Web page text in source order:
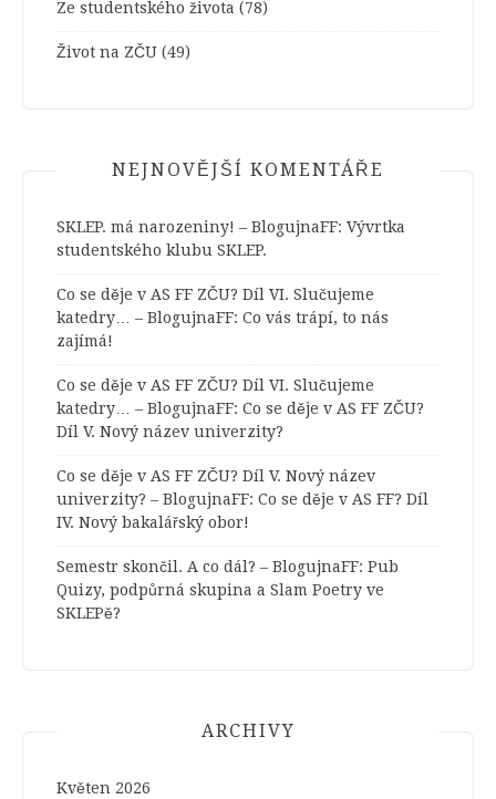
Ze studentského života (78)
Život na ZČU (49)
NEJNOVĚJŠÍ KOMENTÁŘE
SKLEP. má narozeniny! – BlogujnaFF: Vývrtka
studentského klubu SKLEP.
Co se děje v AS FF ZČU? Díl VI. Slučujeme
katedry… – BlogujnaFF: Co vás trápí, to nás
zajímá!
Co se děje v AS FF ZČU? Díl VI. Slučujeme
katedry… – BlogujnaFF: Co se děje v AS FF ZČU?
Díl V. Nový název univerzity?
Co se děje v AS FF ZČU? Díl V. Nový název
univerzity? – BlogujnaFF: Co se děje v AS FF? Díl
IV. Nový bakalářský obor!
Semestr skončil. A co dál? – BlogujnaFF: Pub
Quizy, podpůrná skupina a Slam Poetry ve
SKLEPě?
ARCHIVY
Květen 2026